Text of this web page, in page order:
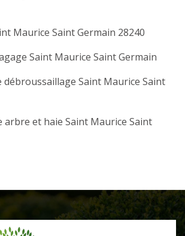
Maurice Saint Germain 28240
Saint Maurice Saint Germain
débroussaillage Saint Maurice Saint
arbre et haie Saint Maurice Saint